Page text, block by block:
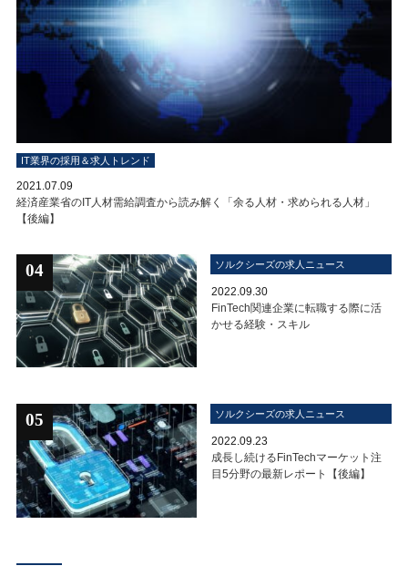
IT業界の採用＆求人トレンド
2021.07.09
経済産業省のIT人材需給調査から読み解く「余る人材・求められる人材」
【後編】
04 ソルクシーズの求人ニュース
2022.09.30
FinTech関連企業に転職する際に活
かせる経験・スキル
05 ソルクシーズの求人ニュース
2022.09.23
成長し続けるFinTechマーケット注
目5分野の最新レポート【後編】